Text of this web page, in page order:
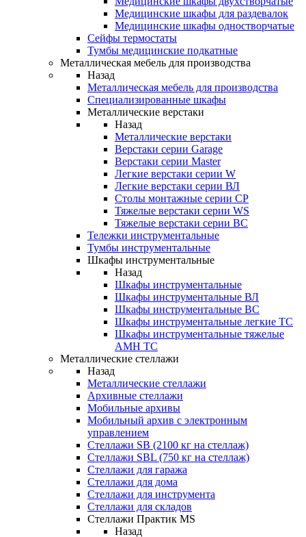
Медицинские шкафы для раздевалок
Медицинские шкафы одностворчатые
Сейфы термостаты
Тумбы медицинские подкатные
Металлическая мебель для производства
Назад
Металлическая мебель для производства
Cпециализированные шкафы
Металлические верстаки
Назад
Металлические верстаки
Верстаки серии Garage
Верстаки серии Master
Легкие верстаки серии W
Легкие верстаки серии ВЛ
Столы монтажные серии СР
Тяжелые верстаки серии WS
Тяжелые верстаки серии ВС
Тележки инструментальные
Тумбы инструментальные
Шкафы инструментальные
Назад
Шкафы инструментальные
Шкафы инструментальные ВЛ
Шкафы инструментальные ВС
Шкафы инструментальные легкие ТС
Шкафы инструментальные тяжелые
AMH TC
Металлические стеллажи
Назад
Металлические стеллажи
Архивные стеллажи
Мобильные архивы
Мобильный архив с электронным
управлением
Стеллажи SB (2100 кг на стеллаж)
Стеллажи SBL (750 кг на стеллаж)
Стеллажи для гаража
Стеллажи для дома
Стеллажи для инструмента
Стеллажи для складов
Стеллажи Практик MS
Назад